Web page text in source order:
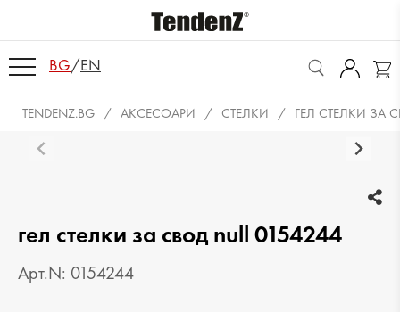
BG/EN
TENDENZ.BG АКСЕСОАРИ СТЕЛКИ ГЕЛ СТЕЛКИ ЗА
гел стелки за свод null 0154244
Арт.N: 0154244